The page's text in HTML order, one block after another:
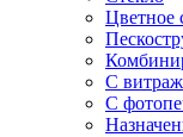
Цветное
С
С